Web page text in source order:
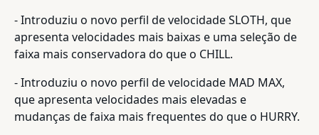
- Introduziu o novo perfil de velocidade SLOTH, que
apresenta velocidades mais baixas e uma seleção de
faixa mais conservadora do que o CHILL.
- Introduziu o novo perfil de velocidade MAD MAX,
que apresenta velocidades mais elevadas e
mudanças de faixa mais frequentes do que o HURRY.